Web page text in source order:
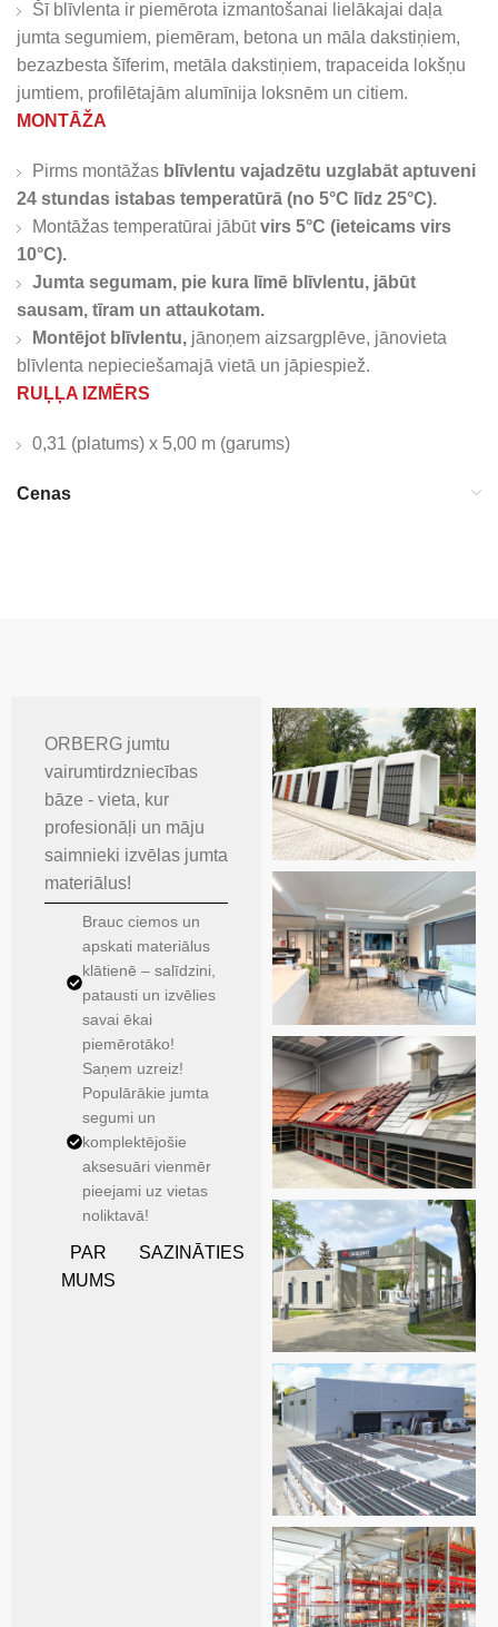
Šī blīvlenta ir piemērota izmantošanai lielākajai daļa
jumta segumiem, piemēram, betona un māla dakstiņiem,
bezazbesta šīferim, metāla dakstiņiem, trapaceida lokšņu
jumtiem, profilētajām alumīnija loksnēm un citiem.
MONTĀŽA
Pirms montāžas blīvlentu vajadzētu uzglabāt aptuveni
24 stundas istabas temperatūrā (no 5°C līdz 25°C).
Montāžas temperatūrai jābūtvirs 5°C (ieteicams virs
10°C).
Jumta segumam, pie kura līmē blīvlentu, jābūt
sausam, tīram un attaukotam.
Montējot blīvlentu, jānoņem aizsargplēve, jānovieta
blīvlenta nepieciešamajā vietā un jāpiespiež.
RUĻĻA IZMĒRS
0,31 (platums) x 5,00 m (garums)
Cenas
ORBERG jumtu
vairumtirdzniecības
bāze - vieta, kur
profesionāļi un māju
saimnieki izvēlas jumta
materiālus!
Brauc ciemos un
apskati materiālus
klātienē – salīdzini,
patausti un izvēlies
savai ēkai
piemērotāko!
Saņem uzreiz!
Populārākie jumta
segumi un
komplektējošie
aksesuāri vienmēr
pieejami uz vietas
noliktavā!
PAR
MUMS
SAZINĀTIES